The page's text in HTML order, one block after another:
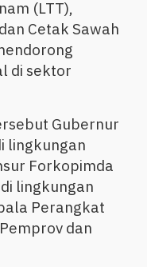
(LTT),
Cetak Sawah
di sektor
Gubernur
lingkungan
Forkopimda
lingkungan
Perangkat
dan